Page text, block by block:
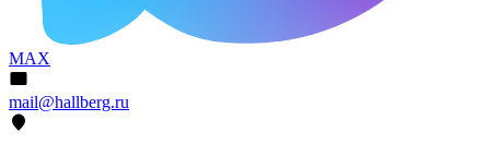
MAX
mail@hallberg.ru